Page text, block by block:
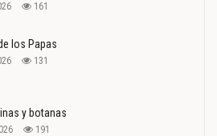
161
los Papas
131
y botanas
191